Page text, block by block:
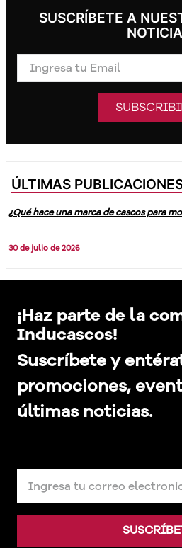
ÚLTIMAS
30 de julio de 2026
¿Qué hace una marca de cascos para
SUSCRÍBETE A
¡Haz parte de la
Inducascos!
Suscríbete y
promociones,
últimas noticias.